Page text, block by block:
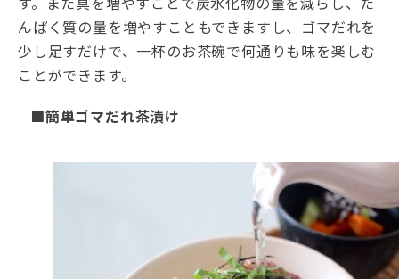
んぱく質の量を増やすこともできますし、ゴマだれを
少し足すだけで、一杯のお茶碗で何通りも味を楽しむ
ことができます。
■簡単ゴマだれ茶漬け